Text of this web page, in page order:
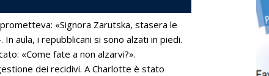
«Signora Zarutska, stasera le
aula, i repubblicani si sono alzati in piedi.
«Come fate a non alzarvi?».
dei recidivi. A Charlotte è stato